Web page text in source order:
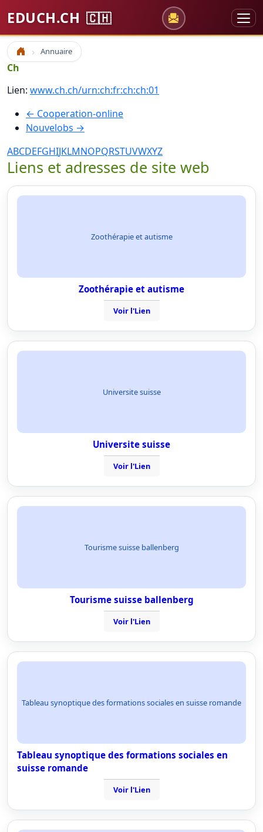
EDUCH.CH 🇨🇭
Accueil Annuaire
Ch
Lien: www.ch.ch/urn:ch:fr:ch:ch:01
← Cooperation-online
Nouvelobs →
ABCDEFGHIJKLMNOPQRSTUVWXYZ
Liens et adresses de site web
Zoothérapie et autisme
Zoothérapie et autisme
Voir l'Lien
Universite suisse
Universite suisse
Voir l'Lien
Tourisme suisse ballenberg
Tourisme suisse ballenberg
Voir l'Lien
Tableau synoptique des formations sociales en suisse romande
Tableau synoptique des formations sociales en
suisse romande
Voir l'Lien